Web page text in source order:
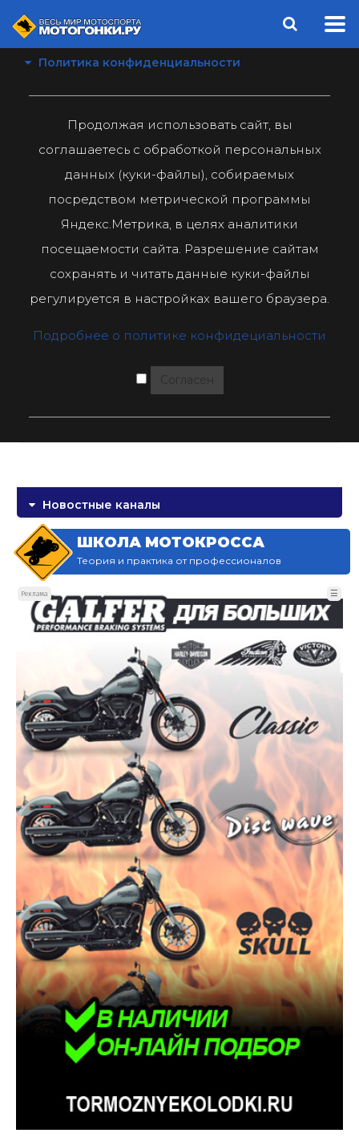
Политика конфиденциальности
Продолжая использовать сайт, вы
соглашаетесь с обработкой персональных
данных (куки-файлы), собираемых
посредством метрической программы
Яндекс.Метрика, в целях аналитики
посещаемости сайта. Разрешение сайтам
сохранять и читать данные куки-файлы
регулируется в настройках вашего браузера.
Подробнее о политике конфидециальности
Согласен
Новостные каналы
ШКОЛА МОТОКРОССА
Теория и практика от профессионалов
Реклама ☰